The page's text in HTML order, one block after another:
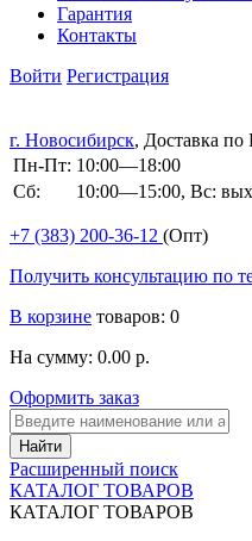
Гарантия
Контакты
Войти Регистрация
г. Новосибирск, Доставка
Пн-Пт: 10:00—18:00
Сб:
10:00—15:00, Вс:
+7 (383) 200-36-12 (Опт)
Получить консультацию по
В корзине товаров: 0
На сумму: 0.00 р.
Оформить заказ
Расширенный поиск
КАТАЛОГ ТОВАРОВ
КАТАЛОГ ТОВАРОВ